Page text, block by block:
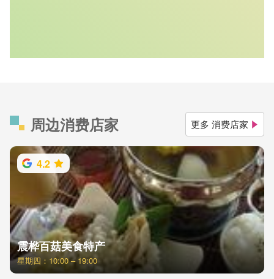
周边消费店家 更多 消费店家
4.2
震桦百菇美食特产
星期四：10:00 – 19:00